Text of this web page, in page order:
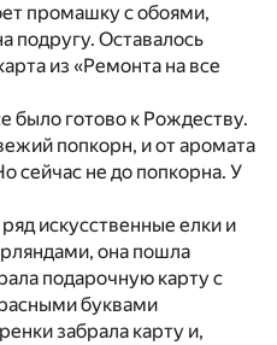
промашку с обоями,
подругу. Оставалось
из «Ремонта на все
было готово к Рождеству.
попкорн, и от аромата
сейчас не до попкорна. У
искусственные елки и
она пошла
подарочную карту с
буквами
забрала карту и,